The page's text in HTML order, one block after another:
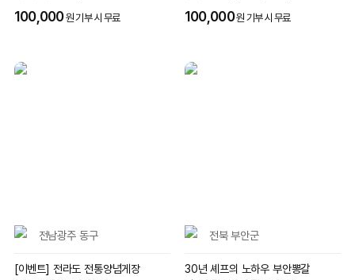
100,000원 기부 시 무료 100,000원 기부 시 무료
전남광주 동구
[이벤트] 전라도 전통양념게장
전북 부안군
30년 셰프의 노하우 부안뽕갈